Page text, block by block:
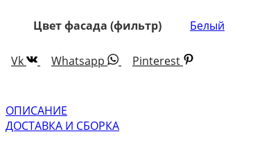
Цвет фасада (фильтр) Белый
Vk Whatsapp Pinterest
ОПИСАНИЕ
ДОСТАВКА И СБОРКА